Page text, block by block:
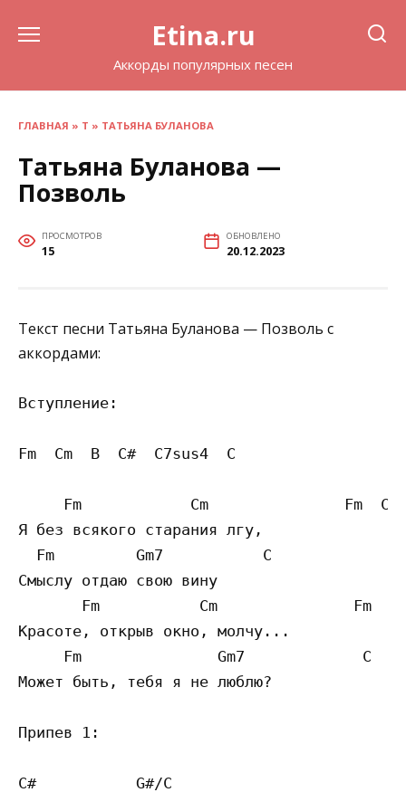
Etina.ru
Аккорды популярных песен
ГЛАВНАЯ » Т » ТАТЬЯНА БУЛАНОВА
Татьяна Буланова —
Позволь
ПРОСМОТРОВ
15
ОБНОВЛЕНО
20.12.2023
Текст песни Татьяна Буланова — Позволь с
аккордами:
Вступление:
Fm  Cm  B  C#  C7sus4  C
     Fm            Cm               Fm  Cm
Я без всякого старания лгу,
  Fm         Gm7           C
Смыслу отдаю свою вину
Fm           Cm               Fm
Красоте, открыв окно, молчу...
Fm               Gm7             C
Может быть, тебя я не люблю?
Припев 1:
C#           G#/C